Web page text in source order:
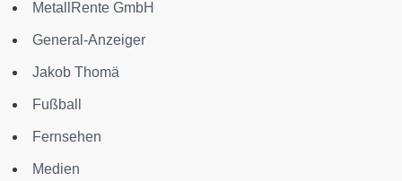
MetallRente GmbH
General-Anzeiger
Jakob Thomä
Fußball
Fernsehen
Medien